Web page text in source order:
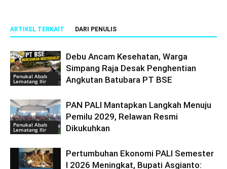
ARTIKEL TERKAIT DARI PENULIS
Penukal Abab
Lematang Ilir
Debu Ancam Kesehatan, Warga
Simpang Raja Desak Penghentian
Angkutan Batubara PT BSE
Penukal Abab
Lematang Ilir
PAN PALI Mantapkan Langkah Menuju
Pemilu 2029, Relawan Resmi
Dikukuhkan
Pertumbuhan Ekonomi PALI Semester
I 2026 Meningkat, Bupati Asgianto: